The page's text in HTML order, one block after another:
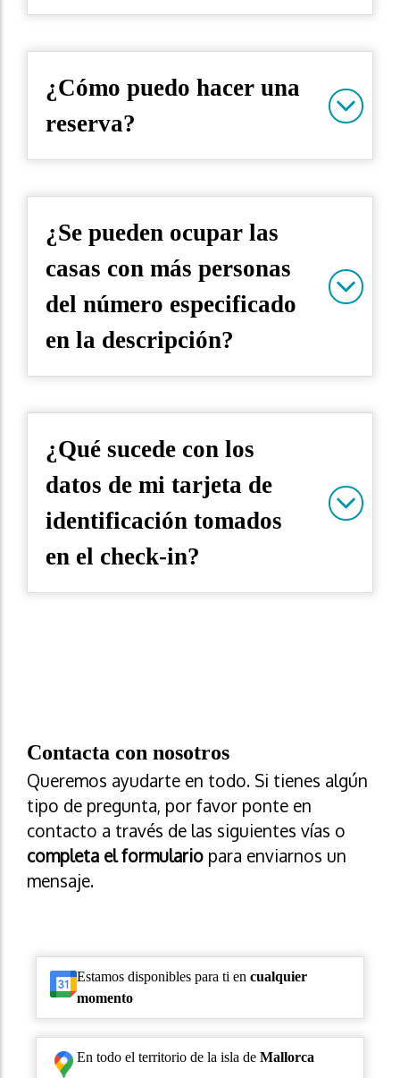
¿Cómo puedo hacer una
reserva?
¿Se pueden ocupar las
casas con más personas
del número especificado
en la descripción?
¿Qué sucede con los
datos de mi tarjeta de
identificación tomados
en el check-in?
Contacta con nosotros
Queremos ayudarte en todo. Si tienes algún
tipo de pregunta, por favor ponte en
contacto a través de las siguientes vías o
completa el formulario para enviarnos un
mensaje.
Estamos disponibles para ti en cualquier
momento
En todo el territorio de la isla de Mallorca